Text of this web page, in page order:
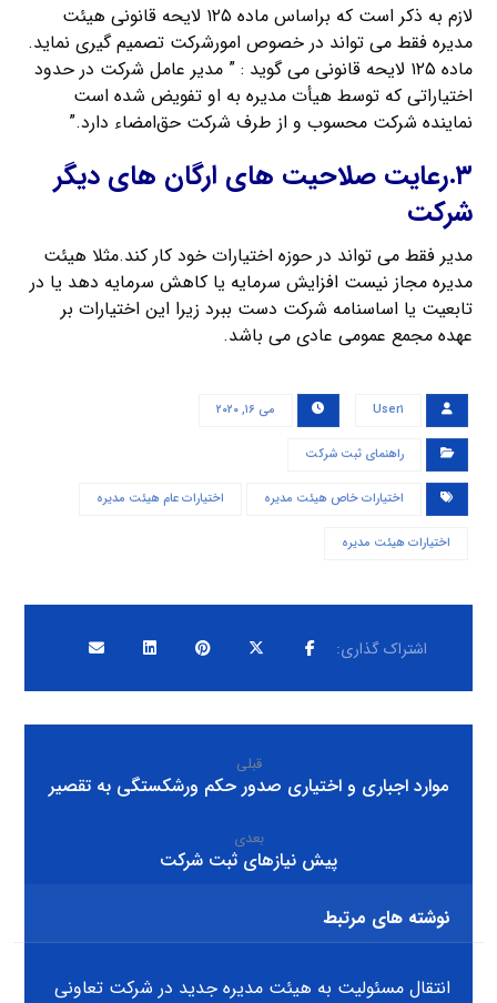
لازم به ذکر است که براساس ماده ۱۲۵ لایحه قانونی هیئت
مدیره فقط می تواند در خصوص امورشرکت تصمیم گیری نماید.
ماده ۱۲۵ لایحه قانونی می گوید : ” مدیر عامل شرکت در حدود
اختیاراتی که توسط هیأت مدیره به او تفویض شده است
نماینده شرکت محسوب و از طرف شرکت حق‌امضاء دارد.”
۳.رعایت صلاحیت های ارگان های دیگر
شرکت
مدیر فقط می تواند در حوزه اختیارات خود کار کند.مثلا هیئت
مدیره مجاز نیست افزایش سرمایه یا کاهش سرمایه دهد یا در
تابعیت یا اساسنامه شرکت دست ببرد زیرا این اختیارات بر
عهده مجمع عمومی عادی می باشد.
User۱ می ۱۶, ۲۰۲۰
راهنمای ثبت شرکت
اختیارات خاص هیئت مدیره اختیارات عام هیئت مدیره
اختیارات هیئت مدیره
قبلی
موارد اجباری و اختیاری صدور حکم ورشکستگی به تقصیر
بعدی
پیش نیازهای ثبت شرکت
نوشته های مرتبط
انتقال مسئولیت به هیئت مدیره جدید در شرکت تعاونی